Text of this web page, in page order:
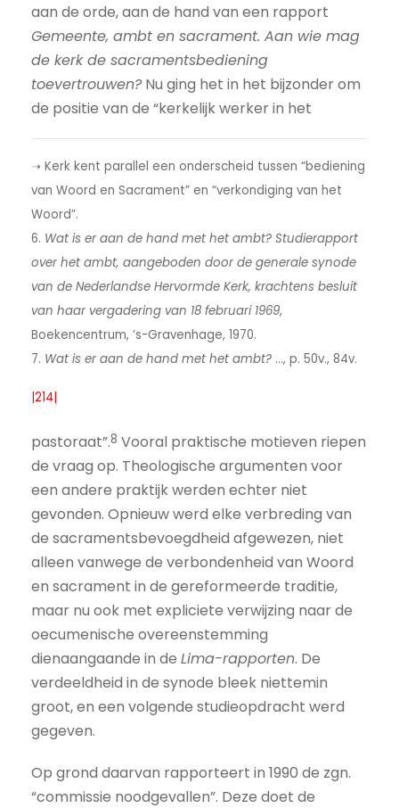
aan de orde, aan de hand van een rapport
Gemeente, ambt en sacrament. Aan wie mag
de kerk de sacramentsbediening
toevertrouwen?Nu ging het in het bijzonder om
de positie van de “kerkelijk werker in het
➝ Kerk kent parallel een onderscheid tussen “bediening
van Woord en Sacrament” en “verkondiging van het
Woord”.
6. Wat is er aan de hand met het ambt? Studierapport
over het ambt, aangeboden door de generale synode
van de Nederlandse Hervormde Kerk, krachtens besluit
van haar vergadering van 18 februari 1969,
Boekencentrum, ’s-Gravenhage, 1970.
7. Wat is er aan de hand met het ambt? ..., p. 50v., 84v.
|214|
pastoraat”.8 Vooral praktische motieven riepen
de vraag op. Theologische argumenten voor
een andere praktijk werden echter niet
gevonden. Opnieuw werd elke verbreding van
de sacraments­bevoegdheid afgewezen, niet
alleen vanwege de verbondenheid van Woord
en sacrament in de gereformeerde traditie,
maar nu ook met expliciete verwijzing naar de
oecumenische overeenstemming
dienaangaande in de Lima-rapporten. De
verdeeldheid in de synode bleek niettemin
groot, en een volgende studieopdracht werd
gegeven.
Op grond daarvan rapporteert in 1990 de zgn.
“commissie noodgevallen”. Deze doet de